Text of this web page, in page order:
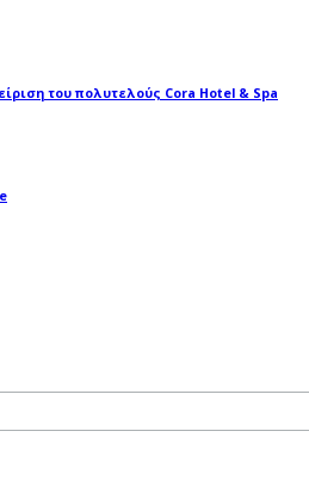
του πολυτελούς Cora Hotel & Spa